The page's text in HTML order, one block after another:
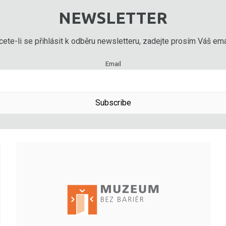
NEWSLETTER
li se přihlásit k odběru newsletteru, zadejte prosím Váš
Email
Subscribe